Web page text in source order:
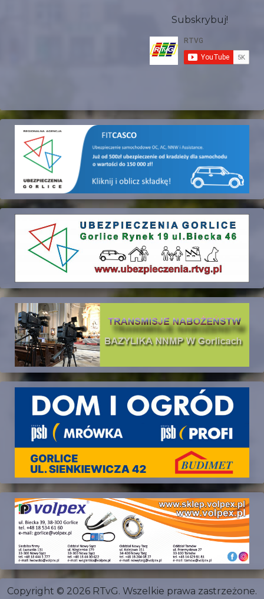
Subskrybuj!
Copyright © 2026 RTvG. Wszelkie prawa zastrzeżone.